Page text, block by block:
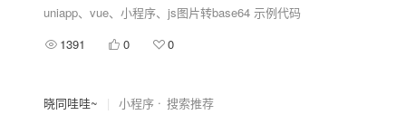
uniapp、vue、小程序、js图片转base64 示例代码
1391
0 0
晓同哇哇~ | 小程序 搜索推荐